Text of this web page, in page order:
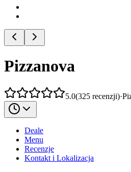
Pizzanova
5.0(325 recenzji)·
Deale
Menu
Recenzje
Kontakt i Lokalizacja